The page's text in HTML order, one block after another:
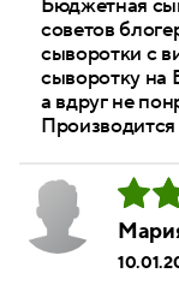
Бюджетная
советов
сыворотки с
сыворотку на
а вдруг не